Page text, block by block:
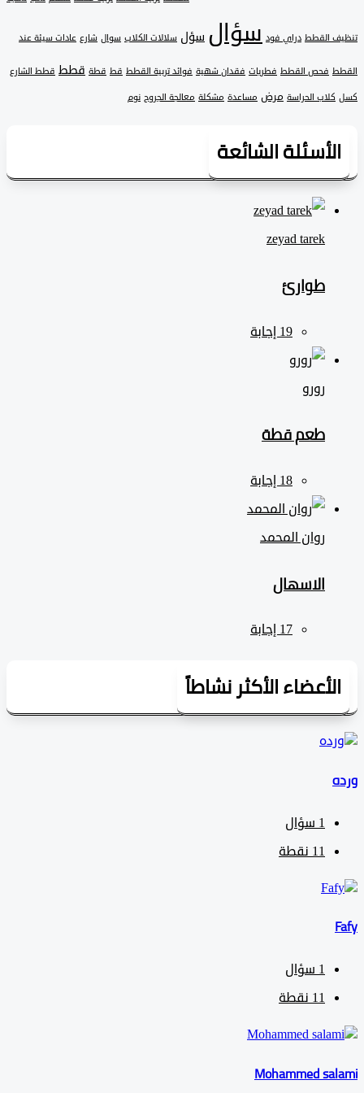
القطط دراي فود سؤالسؤل سلالات الكلاب سوال شارع عادات سيئة عند
فحص القطط فطريات فقدان شهية فوائد تربية القطط قط قطة قطط قطط الشارع
الحراسة مرض مساعدة مشكلة معالجة الجروح نوم
الشائعة
zeyad ‎tarek
طوارئ
طعم قطة
روان المحمد
الاسهال
الأكثر نشاطاً
سؤال
نقطة
سؤال
نقطة
Mohammed